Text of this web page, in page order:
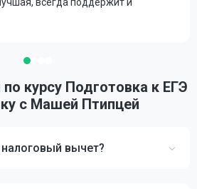
курсу Подготовка к ЕГЭ
с Машей Птипцей
вычет?